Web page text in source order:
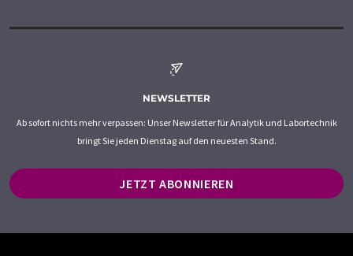
NEWSLETTER
Ab sofort nichts mehr verpassen: Unser Newsletter für Analytik und Labortechnik
bringt Sie jeden Dienstag auf den neuesten Stand.
JETZT ABONNIEREN